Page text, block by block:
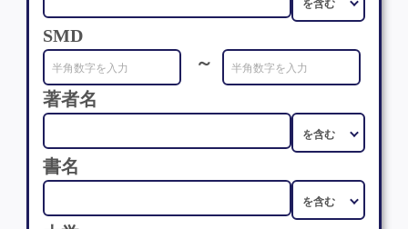
SMD
～
著者名
書名